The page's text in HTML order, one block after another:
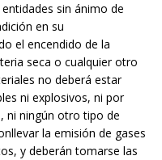
sin ánimo de
en su
el encendido de la
seca o cualquier otro
no deberá estar
ni explosivos, ni por
ni ningún otro tipo de
la emisión de gases
y deberán tomarse las